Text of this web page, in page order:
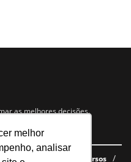
melhor
analisar
as melhores decisões.
E-books gratuitos Cursos